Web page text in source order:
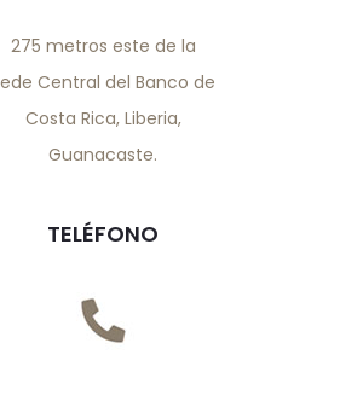
275 metros este de la
Central del Banco de
Costa Rica, Liberia,
Guanacaste.
TELÉFONO